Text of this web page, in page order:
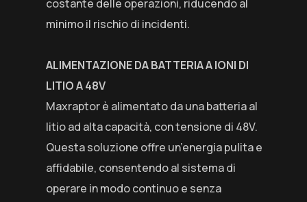
costante delle operazioni, riducendo al
minimo il rischio di incidenti.
ALIMENTAZIONE DA BATTERIA A IONI DI
LITIO A 48V
Maxraptor è alimentato da una batteria al
litio ad alta capacità, con tensione di 48V.
Questa soluzione offre un’energia pulita e
affidabile, consentendo al sistema di
operare in modo continuo e senza